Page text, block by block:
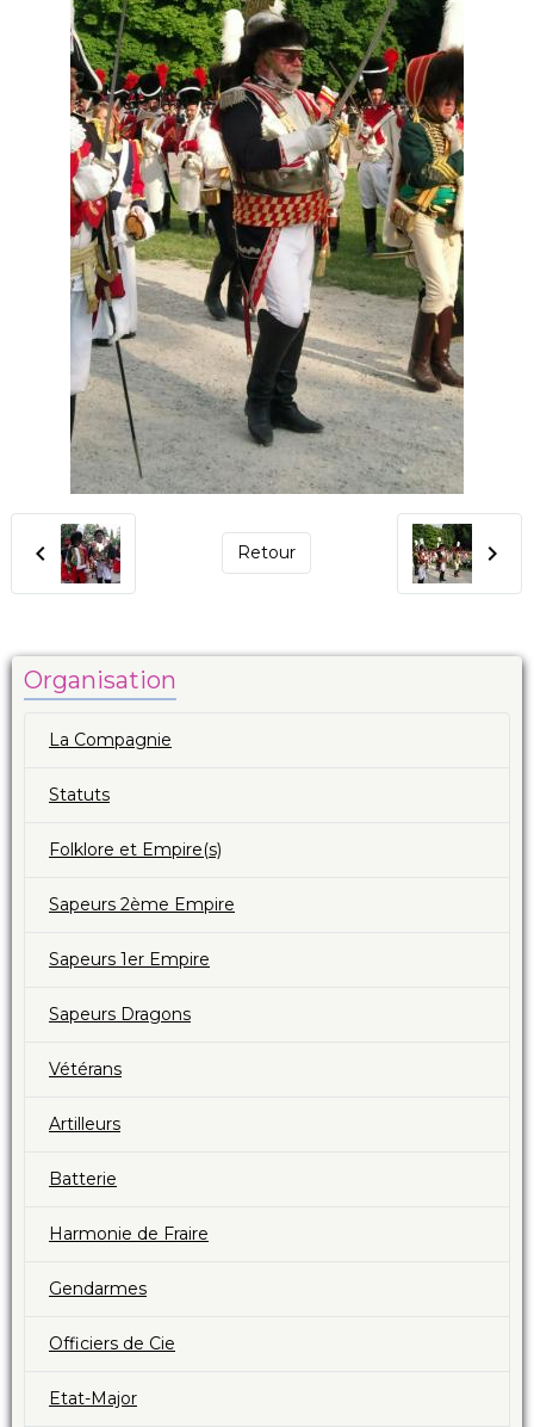
Retour
Organisation
La Compagnie
Statuts
Folklore et Empire(s)
Sapeurs 2ème Empire
Sapeurs 1er Empire
Sapeurs Dragons
Vétérans
Artilleurs
Batterie
Harmonie de Fraire
Gendarmes
Officiers de Cie
Etat-Major